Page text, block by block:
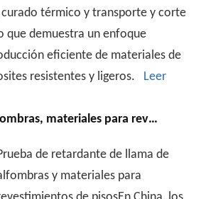
curado térmico y transporte y corte
que demuestra un enfoque
eficiente de materiales de
resistentes y ligeros. Leer
materiales para revestimientos de suelos Prueba retardante de llama
de retardante de llama de
y materiales para